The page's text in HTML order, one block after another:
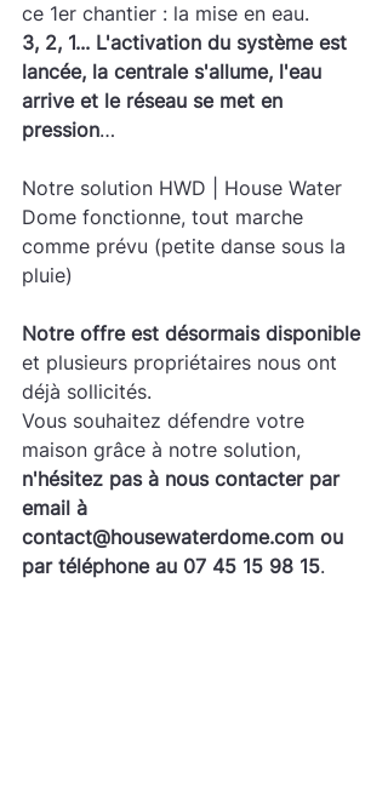
ce 1er chantier : la mise en eau.
3, 2, 1... L'activation du système est
lancée, la centrale s'allume, l'eau
arrive et le réseau se met en
pression…
Notre solution HWD | House Water
Dome fonctionne, tout marche
comme prévu (petite danse sous la
pluie)
Notre offre est désormais disponible
et plusieurs propriétaires nous ont
déjà sollicités.
Vous souhaitez défendre votre
maison grâce à notre solution,
n'hésitez pas à nous contacter par
email à
contact@housewaterdome.com ou
par téléphone au 07 45 15 98 15.